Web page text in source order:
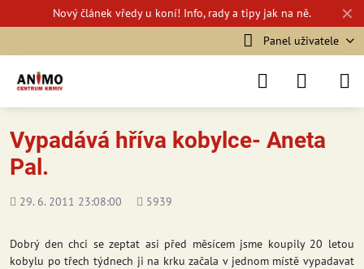
✕
Novýčlánek vředy u koní! Info, rady a tipy jak na ně.
Panel uživatele
Vypadává hříva kobylce- Aneta
Pal.
Přidáno
29. 6. 2011 23:08:00
Počet
5939
Dobrý den chci se zeptat asi před měsícem jsme koupily 20 letou
kobylu po třech týdnech ji na krku začala v jednom místě vypadavat